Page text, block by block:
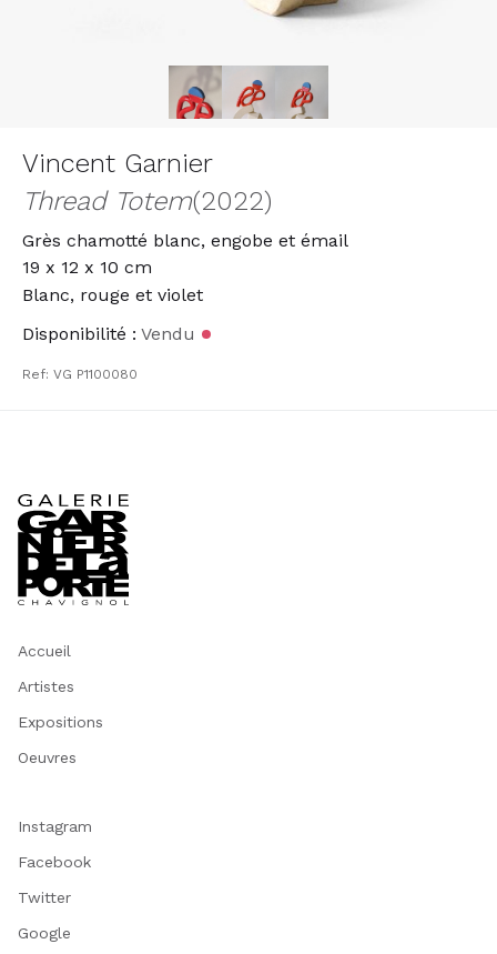
Vincent Garnier
Thread Totem(2022)
Grès chamotté blanc, engobe et émail
19 x 12 x 10 cm
Blanc, rouge et violet
Disponibilité : Vendu
Ref: VG P1100080
Accueil
Artistes
Expositions
Oeuvres
Instagram
Facebook
Twitter
Google